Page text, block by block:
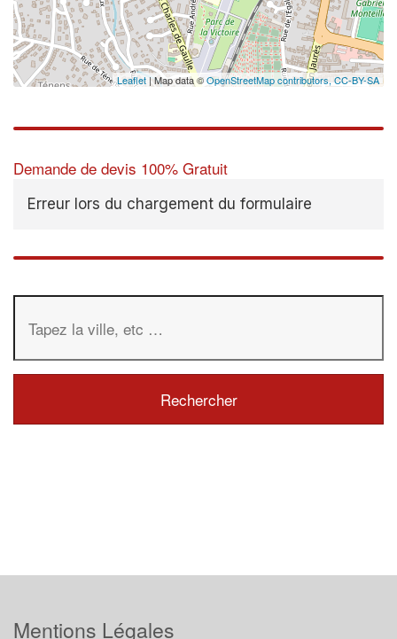
Leaflet | Map data ©OpenStreetMap contributors,CC-BY-SA
Demande de devis 100% Gratuit
Erreur lors du chargement du formulaire
Mentions Légales